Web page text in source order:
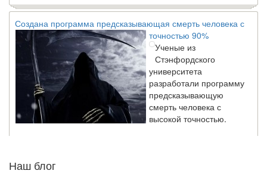
Создана программа предсказывающая смерть человека с
точностью 90%
Ученые из
Стэнфордского
университета
разработали программу
предсказывающую
смерть человека с
высокой точностью.
Наш блог